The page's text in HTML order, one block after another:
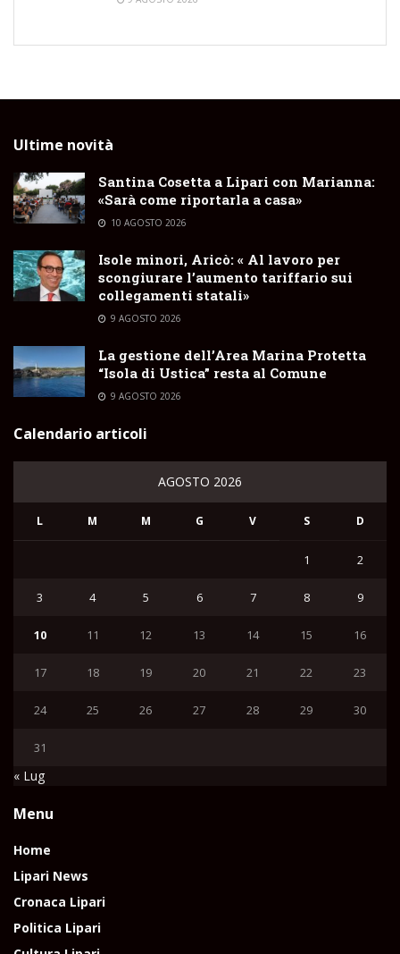
Ultime novità
Santina Cosetta a Lipari con Marianna:
«Sarà come riportarla a casa»
10 AGOSTO 2026
Isole minori, Aricò: « Al lavoro per
scongiurare l’aumento tariffario sui
collegamenti statali»
9 AGOSTO 2026
La gestione dell’Area Marina Protetta
“Isola di Ustica” resta al Comune
9 AGOSTO 2026
Calendario articoli
AGOSTO 2026
L M M G V S D
1 2
3 4 5 6 7 8 9
10 11 12 13 14 15 16
17 18 19 20 21 22 23
24 25 26 27 28 29 30
31
« Lug
Menu
Home
Lipari News
Cronaca Lipari
Politica Lipari